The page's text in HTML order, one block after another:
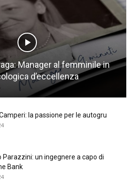
Manager al femminile in
d’eccellenza
la passione per le autogru
Parazzini: un ingegnere a capo di
Bank